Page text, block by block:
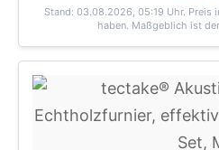
Stand: 03.08.2026, 05:19 Uhr. Preis
haben. Maßgeblich ist